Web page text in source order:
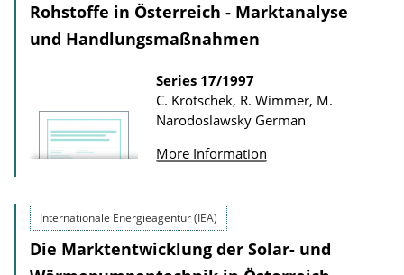
Rohstoffe in Österreich - Marktanalyse
und Handlungsmaßnahmen
Series 17/1997
C. Krotschek, R. Wimmer, M.
Narodoslawsky German
More Information
Internationale Energieagentur (IEA)
Die Marktentwicklung der Solar- und